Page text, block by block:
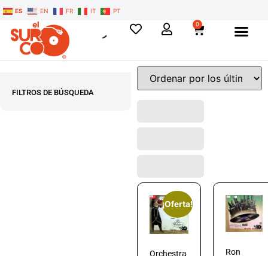
ES EN FR IT PT
0
FILTROS DE BÚSQUEDA
¡Oferta!
Orchestra
Ron